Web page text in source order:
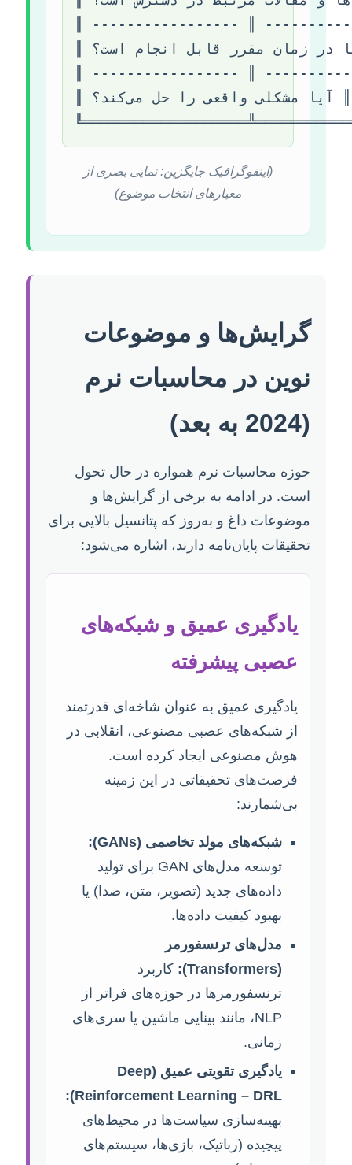
║ ----------------- ║
زمان مقرر قابل انجام است؟      ║
║ ----------------- ║
      ║ آیا مشکلی واقعی را حل می‌کند؟        ║
(اینفوگرافیک جایگزین: نمایی بصری از
معیارهای انتخاب موضوع)
گرایش‌ها و موضوعات
نوین در محاسبات نرم
(2024 به بعد)
حوزه محاسبات نرم همواره در حال تحول
است. در ادامه به برخی از گرایش‌ها و
موضوعات داغ و به‌روز که پتانسیل بالایی برای
تحقیقات پایان‌نامه دارند، اشاره می‌شود:
یادگیری عمیق و شبکه‌های
عصبی پیشرفته
یادگیری عمیق به عنوان شاخه‌ای قدرتمند
از شبکه‌های عصبی مصنوعی، انقلابی در
هوش مصنوعی ایجاد کرده است.
فرصت‌های تحقیقاتی در این زمینه
بی‌شمارند:
شبکه‌های مولد تخاصمی (GANs):
توسعه مدل‌های GAN برای تولید
داده‌های جدید (تصویر، متن، صدا) یا
بهبود کیفیت داده‌ها.
مدل‌های ترنسفورمر
(Transformers):
کاربرد
ترنسفورمرها در حوزه‌های فراتر از
NLP، مانند بینایی ماشین یا سری‌های
زمانی.
یادگیری تقویتی عمیق (Deep
Reinforcement Learning – DRL):
بهینه‌سازی سیاست‌ها در محیط‌های
پیچیده (رباتیک، بازی‌ها، سیستم‌های